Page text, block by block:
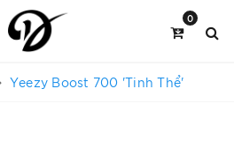
0
Yeezy Boost 700 'Tinh Thể'